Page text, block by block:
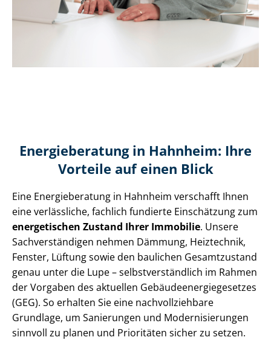
Energieberatung in Hahnheim: Ihre
Vorteile auf einen Blick
Eine Energieberatung in Hahnheim verschafft Ihnen
eine verlässliche, fachlich fundierte Einschätzung zum
energetischen Zustand Ihrer Immobilie. Unsere
Sach­ver­stän­di­gen nehmen Dämmung, Heiztechnik,
Fenster, Lüftung sowie den baulichen Gesamtzustand
genau unter die Lupe – selbst­ver­ständ­lich im Rahmen
der Vorgaben des aktuellen Ge­bäu­de­en­er­gie­ge­set­zes
(GEG). So erhalten Sie eine nach­voll­zieh­ba­re
Grundlage, um Sanierungen und Mo­der­ni­sie­run­gen
sinnvoll zu planen und Prioritäten sicher zu setzen.